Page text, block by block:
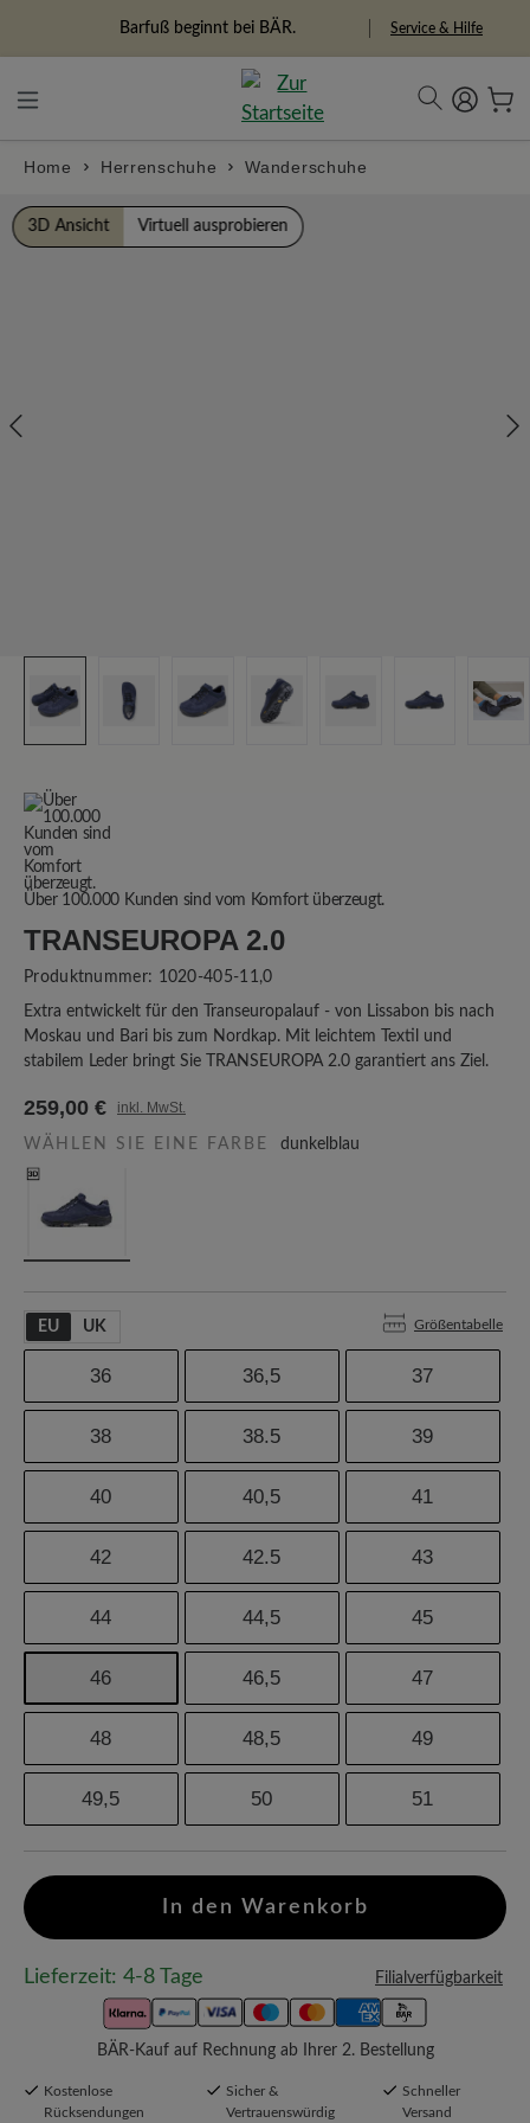
Freiheitspioniere Service & Hilfe
Home Herrenschuhe Wanderschuhe
Bildergalerie überspringen
3D Ansicht Virtuell ausprobieren
Über 100.000 Kunden sind vom Komfort überzeugt.
TRANSEUROPA 2.0
Produktnummer: 1020-405-11,0
Extra entwickelt für den Transeuropalauf - von Lissabon bis nach
Moskau und Bari bis zum Nordkap. Mit leichtem Textil und
stabilem Leder bringt Sie TRANSEUROPA 2.0 garantiert ans Ziel.
259,00 € inkl. MwSt.
WÄHLEN SIE EINE FARBE dunkelblau
EU UK Größentabelle
36 36,5 37
38 38.5 39
40 40,5 41
42 42.5 43
44 44,5 45
46 46,5 47
48 48,5 49
49,5 50 51
In den Warenkorb
Lieferzeit: 4-8 Tage Filialverfügbarkeit
BÄR-Kauf auf Rechnung ab Ihrer 2. Bestellung
Kostenlose
Rücksendungen
Sicher &
Vertrauenswürdig
Schneller
Versand